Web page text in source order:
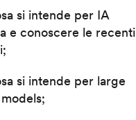
si intende per IA
e conoscere le recenti
si intende per large